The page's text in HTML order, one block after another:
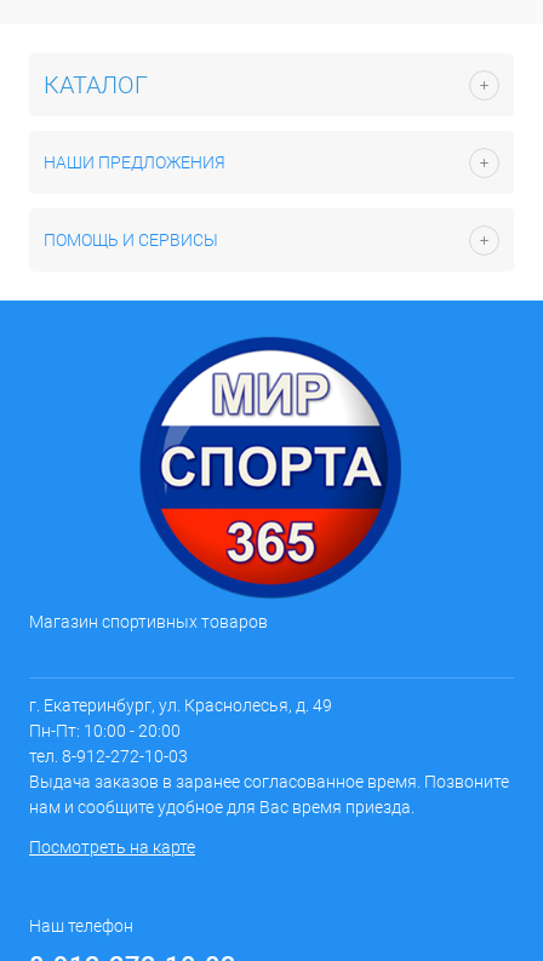
КАТАЛОГ
НАШИ ПРЕДЛОЖЕНИЯ
ПОМОЩЬ И СЕРВИСЫ
Магазин спортивных товаров
г. Екатеринбург, ул. Краснолесья, д. 49
Пн-Пт: 10:00 - 20:00
тел. 8-912-272-10-03
Выдача заказов в заранее согласованное время. Позвоните
нам и сообщите удобное для Вас время приезда.
Посмотреть на карте
Наш телефон